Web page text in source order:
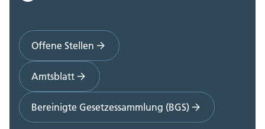
Offene Stellen
Amtsblatt
Bereinigte Gesetzessammlung (BGS)